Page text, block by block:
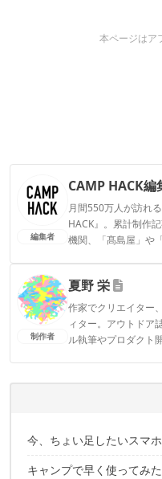
本ページはア
編集者
CAMP HACK編
月間550万人が訪れ
HACK』。累計制作
機関、「髙島屋」や
CAMP HACK編集
制作者
夏野 栄
作家でクリエイター
ィター。アウトドア
ル執筆やプロダクト
今、ちょい足したいスマ
キャンプで早く使ってみ